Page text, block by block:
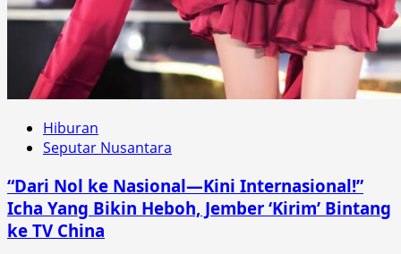
Hiburan
Seputar Nusantara
“Dari Nol ke Nasional—Kini Internasional!”
Icha Yang Bikin Heboh, Jember ‘Kirim’ Bintang
ke TV China